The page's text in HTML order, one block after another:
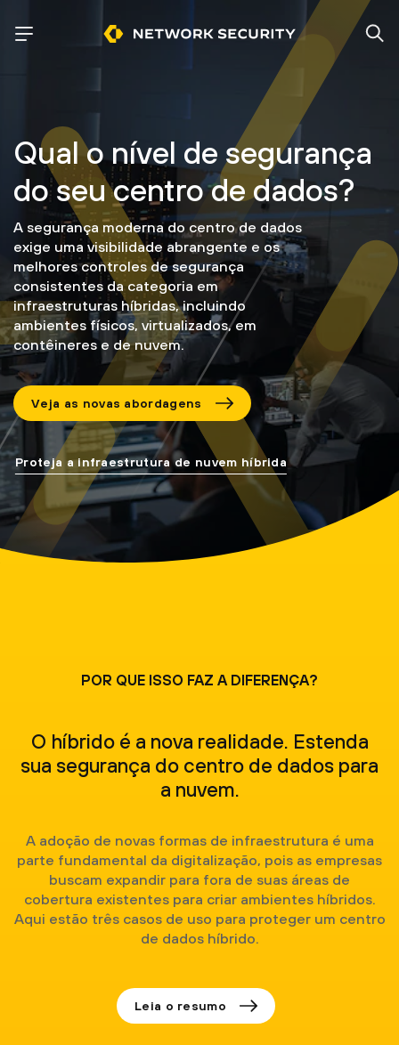
Qual o nível de segurança
do seu centro de dados?
A segurança moderna do centro de dados
exige uma visibilidade abrangente e os
melhores controles de segurança
consistentes da categoria em
infraestruturas híbridas, incluindo
ambientes físicos, virtualizados, em
contêineres e de nuvem.
Veja as novas abordagens
Proteja a infraestrutura de nuvem híbrida
POR QUE ISSO FAZ A DIFERENÇA?
O híbrido é a nova realidade. Estenda
sua segurança do centro de dados para
a nuvem.
A adoção de novas formas de infraestrutura é uma
parte fundamental da digitalização, pois as empresas
buscam expandir para fora de suas áreas de
cobertura existentes para criar ambientes híbridos.
Aqui estão três casos de uso para proteger um centro
de dados híbrido.
Leia o resumo